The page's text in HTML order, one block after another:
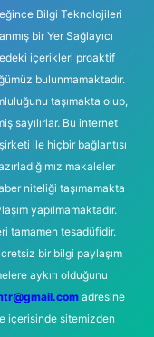
Bilgi Teknolojileri
bir Yer Sağlayıcı
içerikleri proaktif
bulunmamaktadır.
taşımakta olup,
sayılırlar. Bu internet
ile hiçbir bağlantısı
makaleler
niteliği taşımamakta
yapılmamaktadır.
tamamen tesadüfidir.
bir bilgi paylaşım
aykırı olduğunu
adresine
içerisinde sitemizden